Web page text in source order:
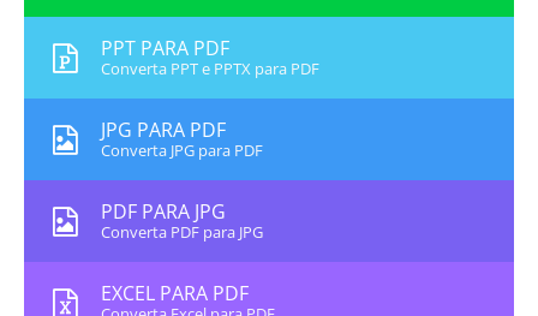
PPT PARA PDF
Converta PPT e PPTX para PDF
JPG PARA PDF
Converta JPG para PDF
PDF PARA JPG
Converta PDF para JPG
EXCEL PARA PDF